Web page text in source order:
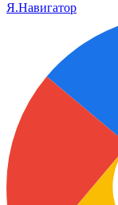
Я.Навигатор